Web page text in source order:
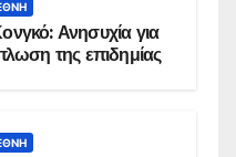
Ανησυχία για
της επιδημίας